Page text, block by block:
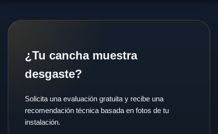
¿Tu cancha muestra
desgaste?
Solicita una evaluación gratuita y recibe una
recomendación técnica basada en fotos de tu
instalación.